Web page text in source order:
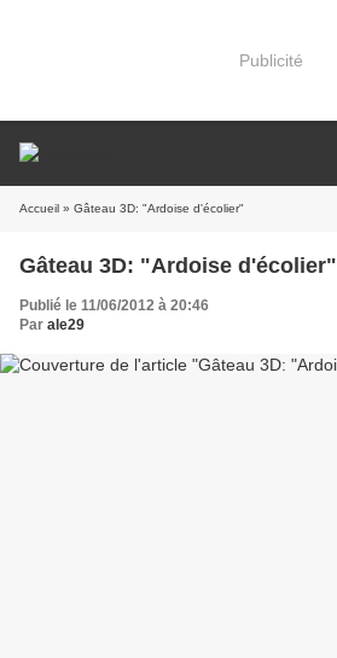
Publicité
Accueil » Gâteau 3D: "Ardoise d'écolier"
Gâteau 3D: "Ardoise d'écolier"
Publié le 11/06/2012 à 20:46
Par ale29